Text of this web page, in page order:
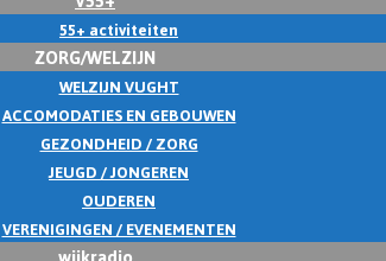
55+ activiteiten
ZORG/WELZIJN
WELZIJN VUGHT
ACCOMODATIES EN GEBOUWEN
GEZONDHEID / ZORG
JEUGD / JONGEREN
OUDEREN
VERENIGINGEN / EVENEMENTEN